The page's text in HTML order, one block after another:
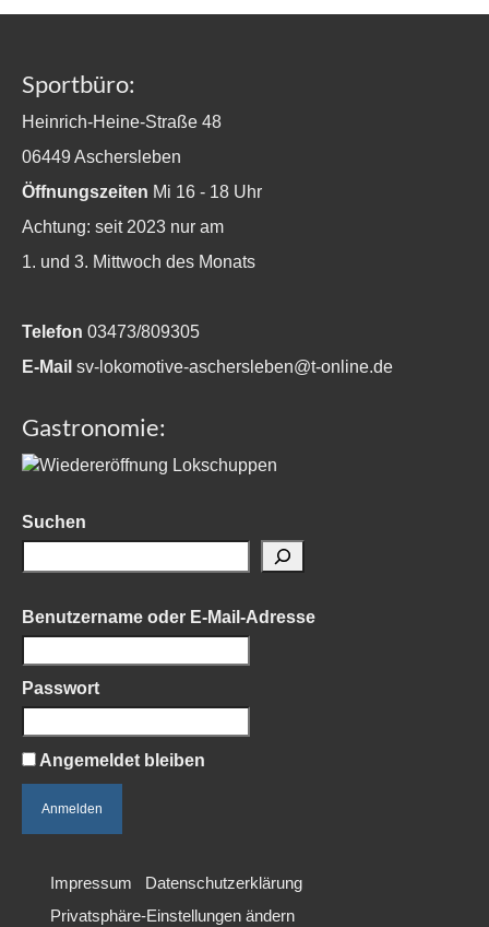
Sportbüro:
Heinrich-Heine-Straße 48
06449 Aschersleben
Öffnungszeiten Mi 16 - 18 Uhr
Achtung: seit 2023 nur am
1. und 3. Mittwoch des Monats
Telefon 03473/809305
E-Mail sv-lokomotive-aschersleben@t-online.de
Gastronomie:
Suchen
Benutzername oder E-Mail-Adresse
Passwort
Angemeldet bleiben
Impressum
Datenschutzerklärung
Privatsphäre-Einstellungen ändern